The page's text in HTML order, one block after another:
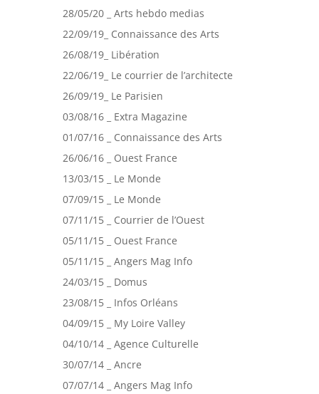
28/05/20 _ Arts hebdo medias
22/09/19_ Connaissance des Arts
26/08/19_ Libération
22/06/19_ Le courrier de l’architecte
26/09/19_ Le Parisien
03/08/16 _ Extra Magazine
01/07/16 _ Connaissance des Arts
26/06/16 _ Ouest France
13/03/15 _ Le Monde
07/09/15 _ Le Monde
07/11/15 _ Courrier de l’Ouest
05/11/15 _ Ouest France
05/11/15 _ Angers Mag Info
24/03/15 _ Domus
23/08/15 _ Infos Orléans
04/09/15 _ My Loire Valley
04/10/14 _ Agence Culturelle
30/07/14 _ Ancre
07/07/14 _ Angers Mag Info